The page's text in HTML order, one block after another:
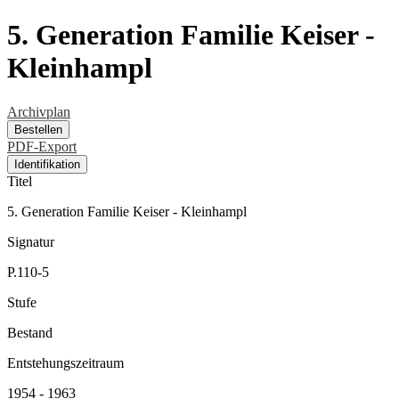
5. Generation Familie Keiser -
Kleinhampl
Archivplan
Bestellen
PDF-Export
Identifikation
Titel
5. Generation Familie Keiser - Kleinhampl
Signatur
P.110-5
Stufe
Bestand
Entstehungszeitraum
1954 - 1963